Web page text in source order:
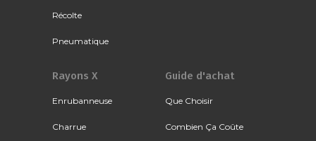
Récolte
Pneumatique
Rayons X
Enrubanneuse
Charrue
Guide d'achat
Que Choisir
Combien Ça Coûte